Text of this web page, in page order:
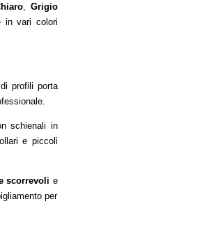
, Grigio
in vari colori
profili porta
schienali in
e piccoli
scorrevoli e
per